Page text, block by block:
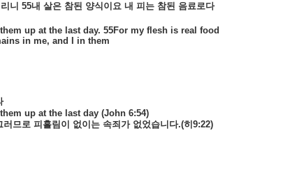
니 55내 살은 참된 양식이요 내 피는 참된 음료로다
up at the last day. 55For my flesh is real food
in me, and I in them
up at the last day (John 6:54)
러므로 피흘림이 없이는 속죄가 없었습니다.(히 9:22)